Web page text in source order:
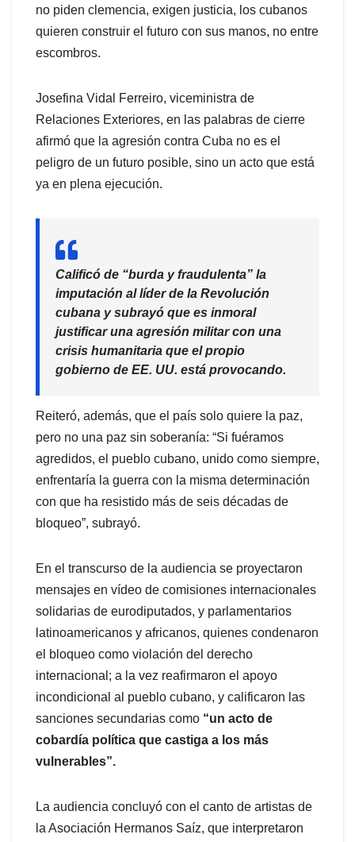
no piden clemencia, exigen justicia, los cubanos
quieren construir el futuro con sus manos, no entre
escombros.
Josefina Vidal Ferreiro, viceministra de
Relaciones Exteriores, en las palabras de cierre
afirmó que la agresión contra Cuba no es el
peligro de un futuro posible, sino un acto que está
ya en plena ejecución.
Calificó de “burda y fraudulenta” la
imputación al líder de la Revolución
cubana y subrayó que es inmoral
justificar una agresión militar con una
crisis humanitaria que el propio
gobierno de EE. UU. está provocando.
Reiteró, además, que el país solo quiere la paz,
pero no una paz sin soberanía: “Si fuéramos
agredidos, el pueblo cubano, unido como siempre,
enfrentaría la guerra con la misma determinación
con que ha resistido más de seis décadas de
bloqueo”, subrayó.
En el transcurso de la audiencia se proyectaron
mensajes en vídeo de comisiones internacionales
solidarias de eurodiputados, y parlamentarios
latinoamericanos y africanos, quienes condenaron
el bloqueo como violación del derecho
internacional; a la vez reafirmaron el apoyo
incondicional al pueblo cubano, y calificaron las
sanciones secundarias como “un acto de
cobardía política que castiga a los más
vulnerables”.
La audiencia concluyó con el canto de artistas de
la Asociación Hermanos Saíz, que interpretaron